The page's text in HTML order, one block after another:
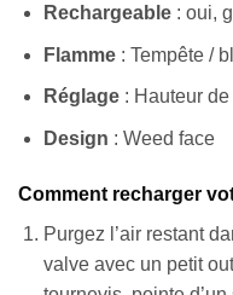
Rechargeable: oui,
Flamme: Tempête /
Réglage: Hauteur de
Design : Weed face
Comment recharger
Purgez l’air restant
valve avec un petit